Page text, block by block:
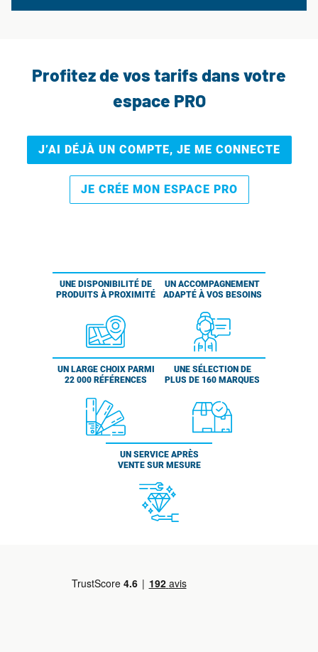
Profitez de vos tarifs dans votre
espace PRO
J’AI DÉJÀ UN COMPTE, JE ME CONNECTE
JE CRÉE MON ESPACE PRO
UNE DISPONIBILITÉ DE
PRODUITS À PROXIMITÉ
UN ACCOMPAGNEMENT
ADAPTÉ À VOS BESOINS
UN LARGE CHOIX PARMI
22 000 RÉFÉRENCES
UNE SÉLECTION DE
PLUS DE 160 MARQUES
UN SERVICE APRÈS
VENTE SUR MESURE